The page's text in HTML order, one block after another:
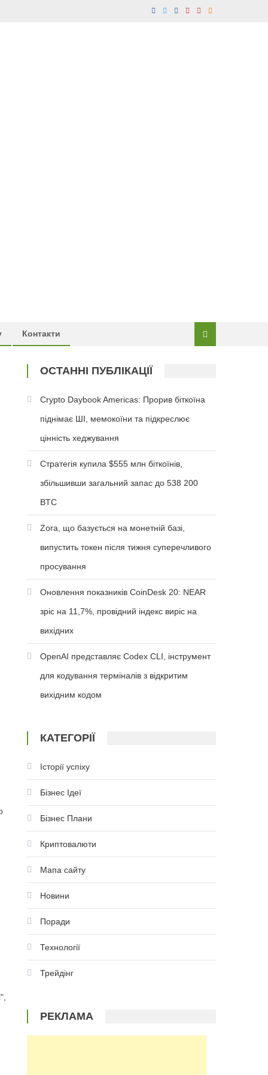
Контакти
ОСТАННІ ПУБЛІКАЦІЇ
Crypto Daybook Americas: Прорив біткоїна
піднімає ШІ, мемокоїни та підкреслює
цінність хеджування
Стратегія купила $555 млн біткоїнів,
збільшивши загальний запас до 538 200
BTC
Zora, що базується на монетній базі,
випустить токен після тижня суперечливого
просування
Оновлення показників CoinDesk 20: NEAR
зріс на 11,7%, провідний індекс виріс на
вихідних
OpenAI представляє Codex CLI, інструмент
для кодування терміналів з відкритим
вихідним кодом
КАТЕГОРІЇ
Історії успіху
Бізнес Ідеї
Бізнес Плани
Криптовалюти
Мапа сайту
Новини
Поради
Технології
Трейдінг
РЕКЛАМА